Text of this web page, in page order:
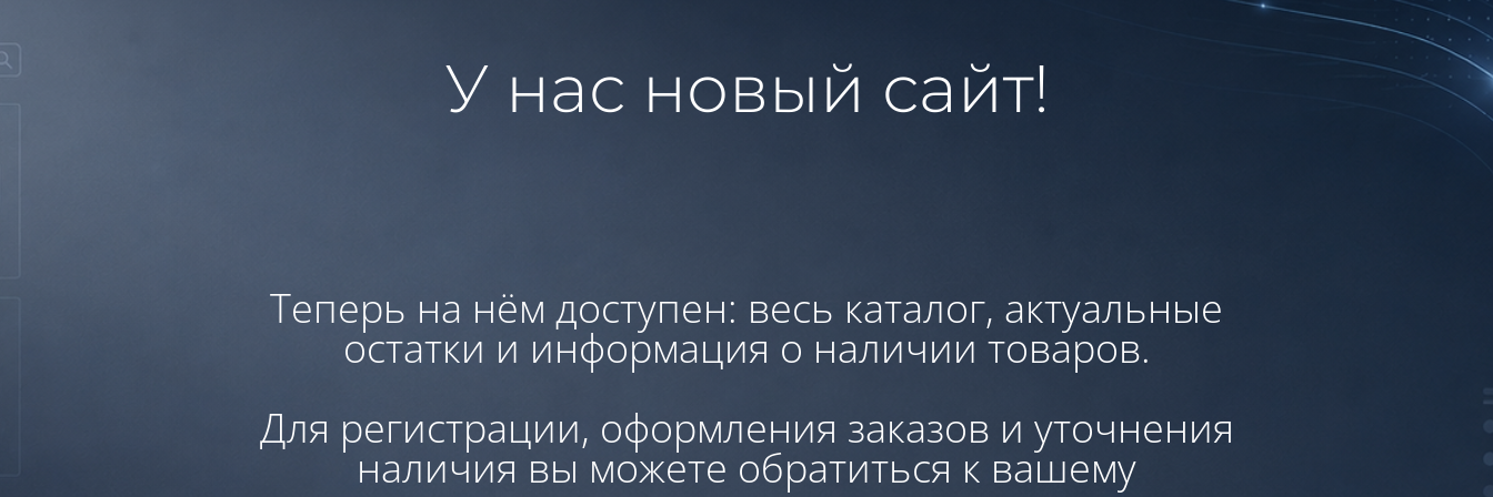
У нас новый сайт!
Теперь на нём доступен: весь каталог, актуальные
остатки и информация о наличии товаров.
Для регистрации, оформления заказов и уточнения
наличия вы можете обратиться к вашему